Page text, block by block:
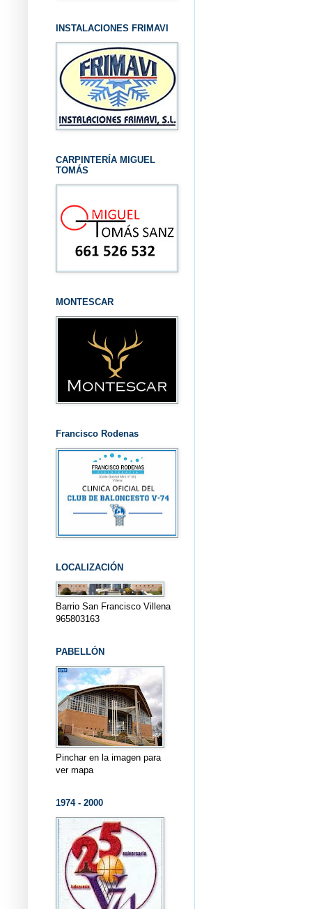
INSTALACIONES FRIMAVI
CARPINTERÍA MIGUEL
TOMÁS
MONTESCAR
Francisco Rodenas
LOCALIZACIÓN
Barrio San Francisco Villena
965803163
PABELLÓN
Pinchar en la imagen para
ver mapa
1974 - 2000